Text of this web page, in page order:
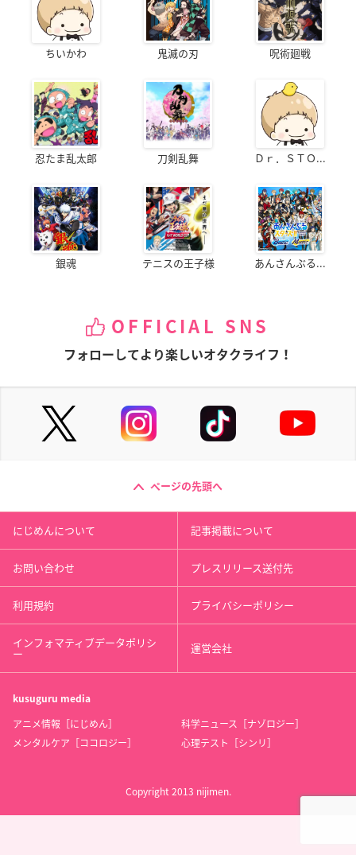
ちいかわ 鬼滅の刃 呪術廻戦
忍たま乱太郎 刀剣乱舞 Ｄｒ．ＳＴＯ...
銀魂 テニスの王子様 あんさんぶる...
OFFICIAL SNS
フォローしてより楽しいオタクライフ！
ページの先頭へ
にじめんについて 記事掲載について
お問い合わせ プレスリリース送付先
利用規約 プライバシーポリシー
インフォマティブデータポリシ
ー 運営会社
kusuguru media
アニメ情報［にじめん］
科学ニュース［ナゾロジー］
メンタルケア［ココロジー］
心理テスト［シンリ］
Copyright 2013 nijimen.